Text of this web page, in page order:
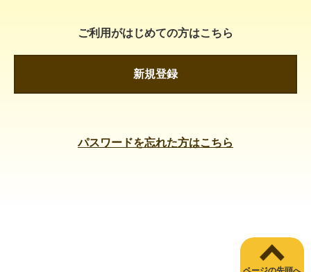
ご利用がはじめての方はこちら
新規登録
パスワードを忘れた方はこちら